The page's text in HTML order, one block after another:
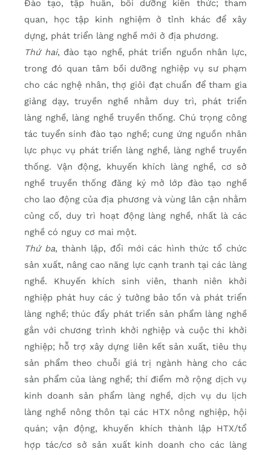
Đào tạo, tập huấn, bồi dưỡng kiến thức; tham
quan, học tập kinh nghiệm ở tỉnh khác để xây
dựng, phát triển làng nghề mới ở địa phương.
Thứ hai, đào tạo nghề, phát triển nguồn nhân lực,
trong đó quan tâm bồi dưỡng nghiệp vụ sư phạm
cho các nghệ nhân, thợ giỏi đạt chuẩn để tham gia
giảng dạy, truyền nghề nhằm duy trì, phát triển
làng nghề, làng nghề truyền thống. Chú trọng công
tác tuyển sinh đào tạo nghề; cung ứng nguồn nhân
lực phục vụ phát triển làng nghề, làng nghề truyền
thống. Vận động, khuyến khích làng nghề, cơ sở
nghề truyền thống đăng ký mở lớp đào tạo nghề
cho lao động của địa phương và vùng lân cận nhằm
củng cố, duy trì hoạt động làng nghề, nhất là các
nghề có nguy cơ mai một.
Thứ ba, thành lập, đổi mới các hình thức tổ chức
sản xuất, nâng cao năng lực cạnh tranh tại các làng
nghề. Khuyến khích sinh viên, thanh niên khởi
nghiệp phát huy các ý tưởng bảo tồn và phát triển
làng nghề; thúc đẩy phát triển sản phẩm làng nghề
gắn với chương trình khởi nghiệp và cuộc thi khởi
nghiệp; hỗ trợ xây dựng liên kết sản xuất, tiêu thụ
sản phẩm theo chuỗi giá trị ngành hàng cho các
sản phẩm của làng nghề; thí điểm mở rộng dịch vụ
kinh doanh sản phẩm làng nghề, dịch vụ du lịch
làng nghề nông thôn tại các HTX nông nghiệp, hội
quán; vận động, khuyến khích thành lập HTX/tổ
hợp tác/cơ sở sản xuất kinh doanh cho các làng